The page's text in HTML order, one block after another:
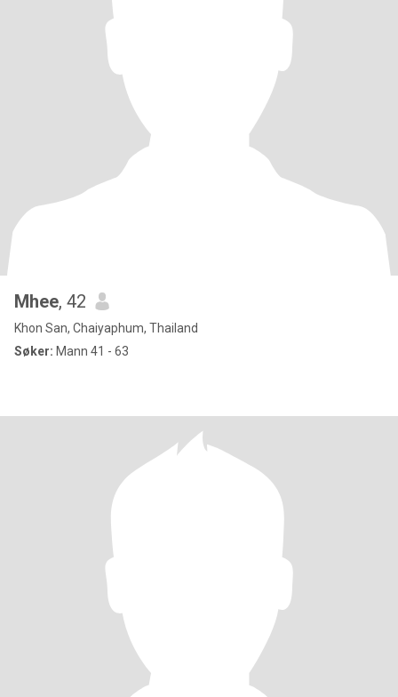
Mhee, 42
Khon San, Chaiyaphum, Thailand
Søker: Mann 41 - 63